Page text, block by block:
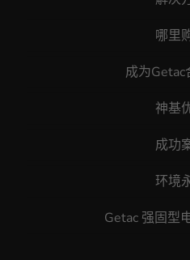
哪里
成为Getac
神基
成功
环境
Getac 强固型